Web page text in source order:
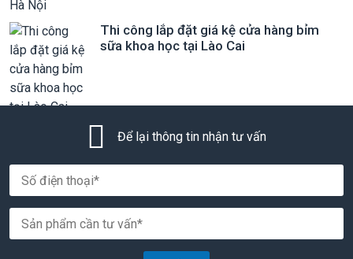
Thi công lắp đặt giá kệ cửa hàng bỉm
sữa khoa học tại Lào Cai
Để lại thông tin nhận tư vấn